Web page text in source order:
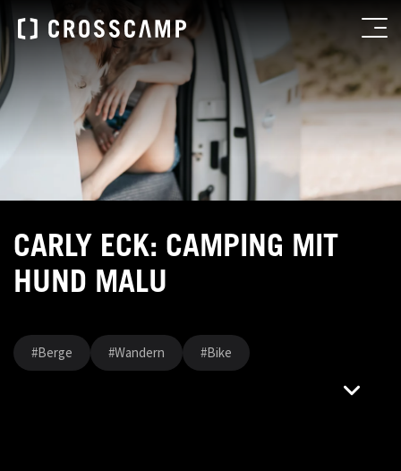
CARLY ECK: CAMPING MIT
HUND MALU
#Berge #Wandern #Bike